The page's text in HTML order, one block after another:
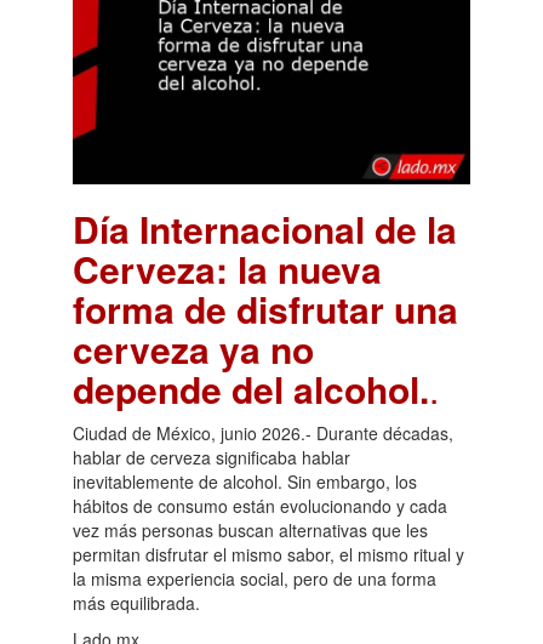
Día Internacional de la
Cerveza: la nueva
forma de disfrutar una
cerveza ya no
depende del alcohol..
Ciudad de México, junio 2026.- Durante décadas,
hablar de cerveza significaba hablar
inevitablemente de alcohol. Sin embargo, los
hábitos de consumo están evolucionando y cada
vez más personas buscan alternativas que les
permitan disfrutar el mismo sabor, el mismo ritual y
la misma experiencia social, pero de una forma
más equilibrada.
Lado.mx